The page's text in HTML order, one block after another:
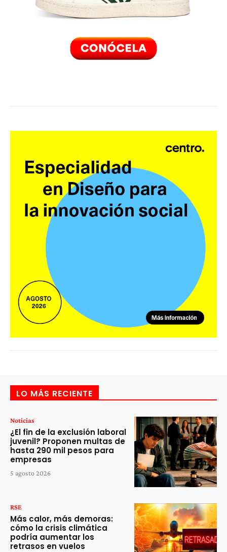
LO MÁS RECIENTE
Noticias
¿El fin de la exclusión laboral
juvenil? Proponen multas de
hasta 290 mil pesos para
empresas
5 agosto 2026
RSE
Más calor, más demoras:
cómo la crisis climática
podría aumentar los
retrasos en vuelos